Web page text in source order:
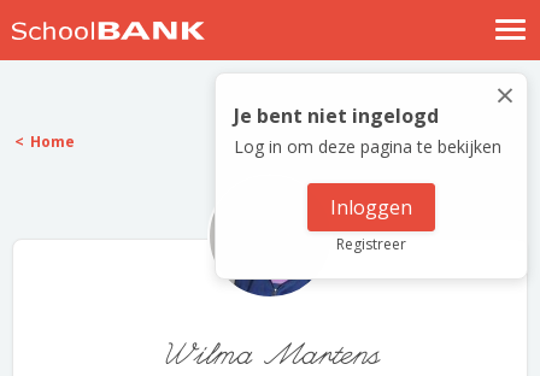
Nostalgische verhalen
Log in
Meld je gratis aan
×
Je bent niet ingelogd
Log in om deze pagina te bekijken
Inloggen
Registreer
Home
Wilma Martens